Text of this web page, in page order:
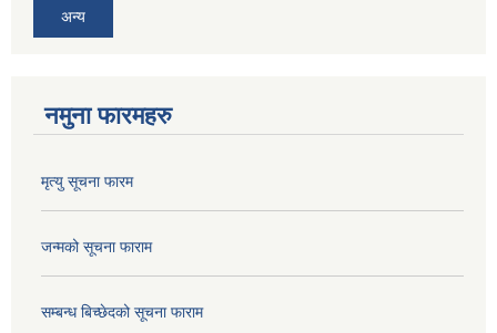
अन्य
नमुना फारमहरु
मृत्यु सूचना फारम
जन्मको सूचना फाराम
सम्बन्ध बिच्छेदको सूचना फाराम